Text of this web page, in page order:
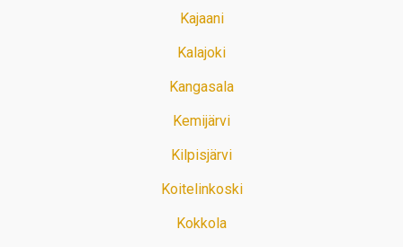
Kajaani
Kalajoki
Kangasala
Kemijärvi
Kilpisjärvi
Koitelinkoski
Kokkola